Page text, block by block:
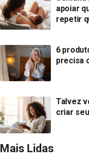
apoiar
repetir
6
precisa
Talvez
criar
Mais Lidas